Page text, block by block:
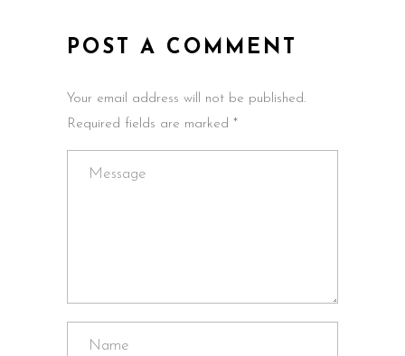
POST A COMMENT
Your email address will not be published.
Required fields are marked *